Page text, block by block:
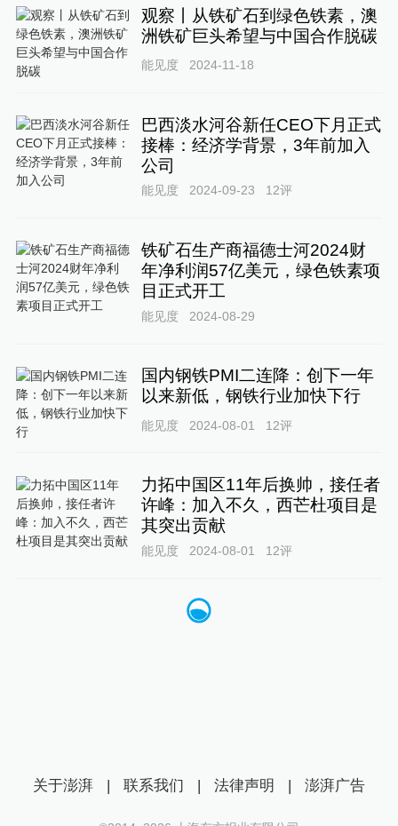
观察丨从铁矿石到绿色铁素，澳
洲铁矿巨头希望与中国合作脱碳
能见度 2024-11-18
巴西淡水河谷新任CEO下月正式
接棒：经济学背景，3年前加入
公司
能见度 2024-09-23 12评
铁矿石生产商福德士河2024财
年净利润57亿美元，绿色铁素项
目正式开工
能见度 2024-08-29
国内钢铁PMI二连降：创下一年
以来新低，钢铁行业加快下行
能见度 2024-08-01 12评
力拓中国区11年后换帅，接任者
许峰：加入不久，西芒杜项目是
其突出贡献
能见度 2024-08-01 12评
关于澎湃 | 联系我们 | 法律声明 | 澎湃广告